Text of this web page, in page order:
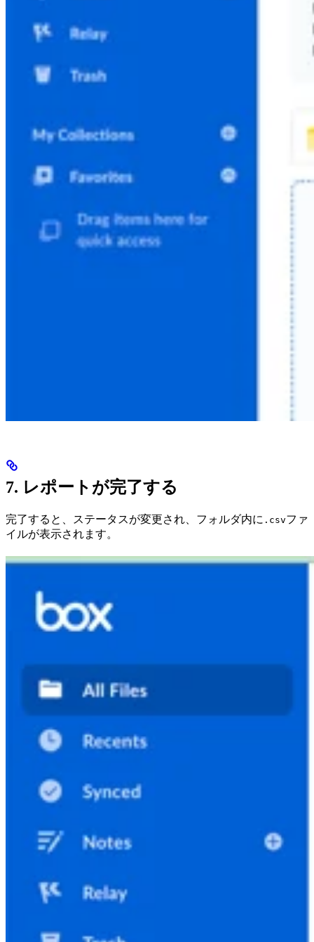
7. レポートが完了する
完了すると、ステータスが変更され、フォルダ内に .csvファ
イルが表示されます。